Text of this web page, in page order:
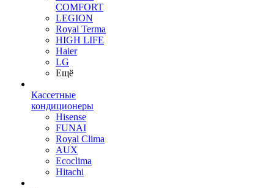
COMFORT
LEGION
Royal Terma
HIGH LIFE
Haier
LG
Ещё
Кассетные
кондиционеры
Hisense
FUNAI
Royal Clima
AUX
Ecoclima
Hitachi